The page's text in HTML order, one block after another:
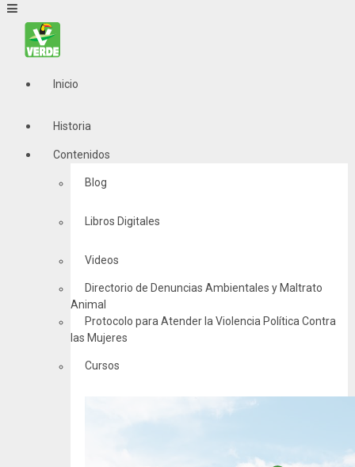
Inicio
Historia
Contenidos
Blog
Libros Digitales
Videos
Directorio de Denuncias Ambientales y Maltrato
Animal
Protocolo para Atender la Violencia Política Contra
las Mujeres
Cursos